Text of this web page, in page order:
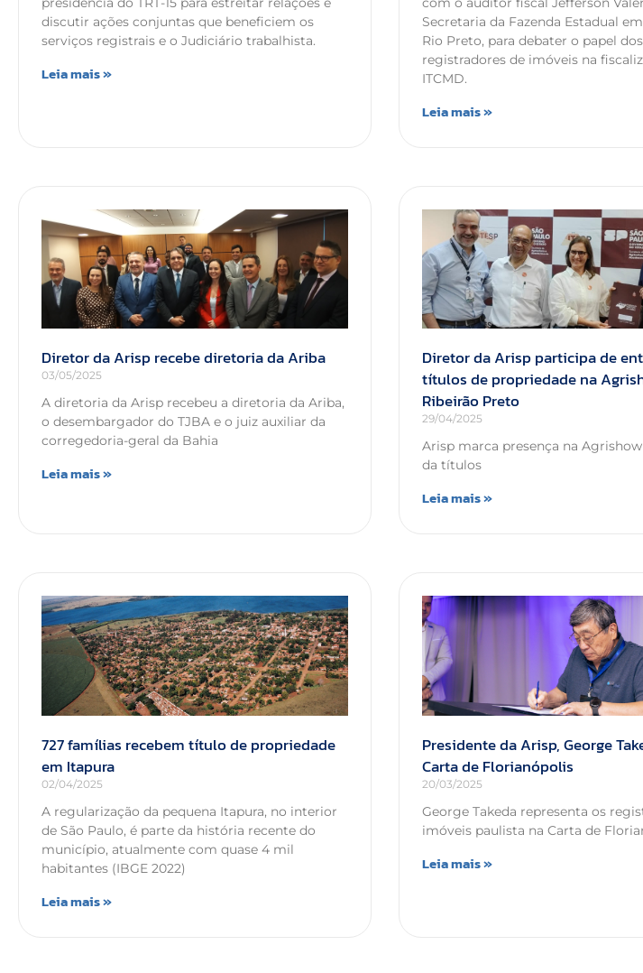
discutir ações conjuntas que beneficiem os
serviços registrais e o Judiciário trabalhista.
Leia mais »
Secretaria da Fazenda Estadual
Rio Preto, para debater o papel dos
registradores de imóveis na
ITCMD.
Leia mais »
Diretor da Arisp recebe diretoria da Ariba
03/05/2025
A diretoria da Arisp recebeu a diretoria da Ariba,
o desembargador do TJBA e o juiz auxiliar da
corregedoria-geral da Bahia
Leia mais »
Diretor da Arisp participa de
títulos de propriedade na
Ribeirão Preto
29/04/2025
Arisp marca presença na
da títulos
Leia mais »
727 famílias recebem título de propriedade
em Itapura
02/04/2025
A regularização da pequena Itapura, no interior
de São Paulo, é parte da história recente do
município, atualmente com quase 4 mil
habitantes (IBGE 2022)
Leia mais »
Presidente da Arisp, George
Carta de Florianópolis
20/03/2025
George Takeda representa os
imóveis paulista na Carta de
Leia mais »